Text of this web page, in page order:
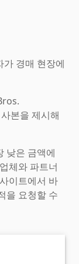
경매 현장에
본을 제시해
낮은 금액에
체와 파트너
이트에서 바
을 요청할 수